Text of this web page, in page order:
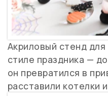
Акриловый стенд
стиле праздника —
он превратился в
расставили котелки